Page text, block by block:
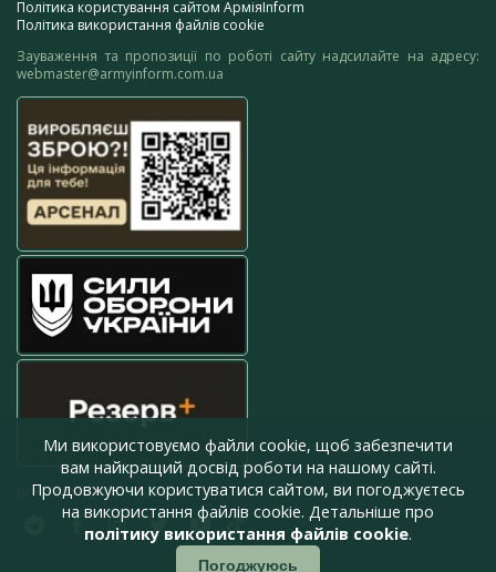
Політика користування сайтом АрміяInform
Політика використання файлів cookie
Зауваження та пропозиції по роботі сайту надсилайте на адресу:
webmaster@armyinform.com.ua
press@armyinform.com.ua
Ми використовуємо файли cookie, щоб забезпечити
вам найкращий досвід роботи на нашому сайті.
Продовжуючи користуватися сайтом, ви погоджуєтесь
на використання файлів cookie. Детальніше про
політику використання файлів cookie.
Погоджуюсь